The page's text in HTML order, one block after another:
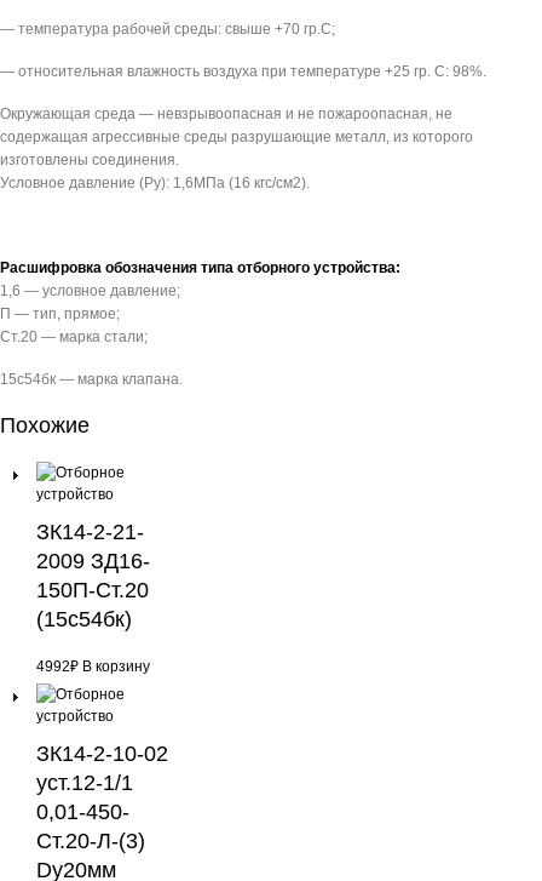
— температура рабочей среды: свыше +70 гр.С;
— относительная влажность воздуха при температуре +25 гр. С: 98%.
Окружающая среда — невзрывоопасная и не пожароопасная, не
содержащая агрессивные среды разрушающие металл, из которого
изготовлены соединения.
Условное давление (Pу): 1,6МПа (16 кгс/см2).
Расшифровка обозначения типа отборного устройства:
1,6 — условное давление;
П — тип, прямое;
Ст.20 — марка стали;
15с54бк — марка клапана.
Похожие
ЗК14-2-21-
2009 ЗД16-
150П-Ст.20
(15с54бк)
4992₽ В корзину
ЗК14-2-10-02
уст.12-1/1
0,01-450-
Ст.20-Л-(3)
Dу20мм